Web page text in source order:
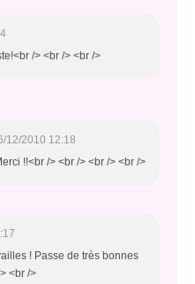
/> <br /> <br />
12/2010 12:18
!!<br /> <br /> <br /> <br />
! Passe de très bonnes
<br />